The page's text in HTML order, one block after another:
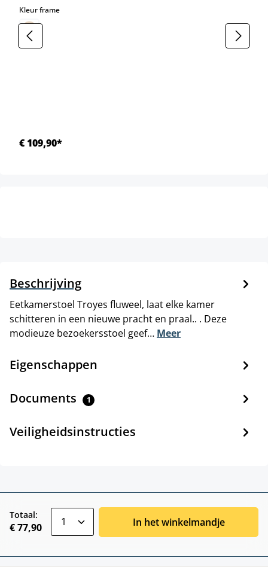
Kleur frameselect
€ 109,90*
Beschrijving
Eetkamerstoel Troyes fluweel, laat elke kamer
schitteren in een nieuwe pracht en praal.. . Deze
modieuze bezoekersstoel geef… Meer
Eigenschappen
Documents 1
Veiligheidsinstructies
Totaal:
€ 77,90 In het winkelmandje